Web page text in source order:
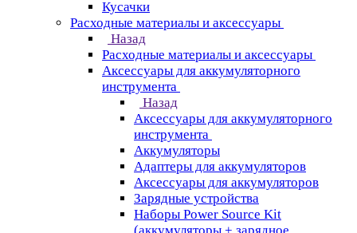
Кусачки
Расходные материалы и аксессуары
Назад
Расходные материалы и аксессуары
Аксессуары для аккумуляторного
инструмента
Назад
Аксессуары для аккумуляторного
инструмента
Aккумуляторы
Адаптеры для аккумуляторов
Аксессуары для аккумуляторов
Зарядные устройства
Наборы Power Source Kit